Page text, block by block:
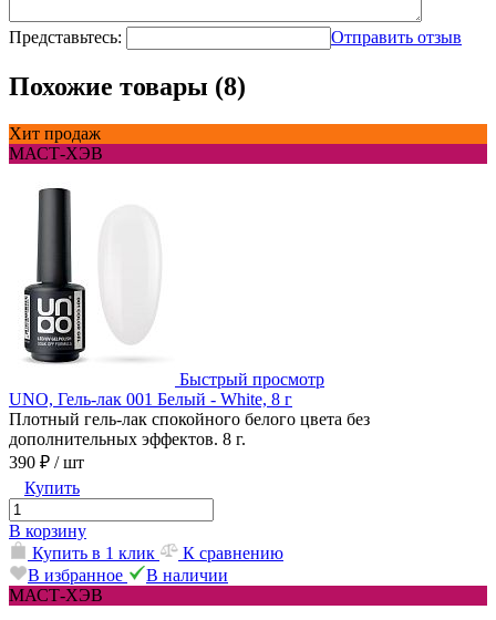
Представьтесь: Отправить отзыв
Похожие товары (8)
Хит продаж
МАСТ-ХЭВ
Быстрый просмотр
UNO, Гель-лак 001 Белый - White, 8 г
Плотный гель-лак спокойного белого цвета без
дополнительных эффектов. 8 г.
390 ₽ / шт
Купить
В корзину
Купить в 1 клик
К сравнению
В избранное
В наличии
МАСТ-ХЭВ